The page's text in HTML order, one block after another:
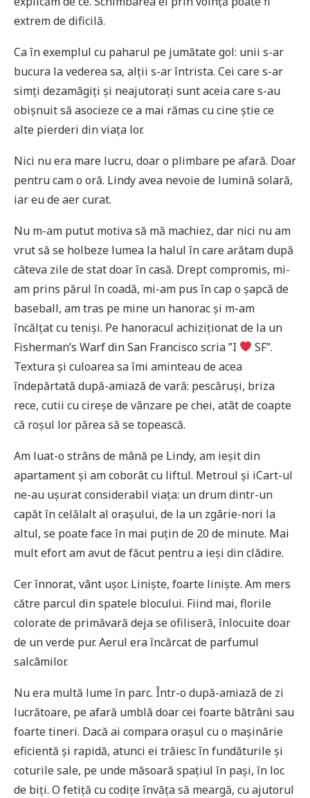
extrem de dificilă.
Ca în exemplul cu paharul pe jumătate gol: unii s-ar
bucura la vederea sa, alții s-ar întrista. Cei care s-ar
simți dezamăgiți și neajutorați sunt aceia care s-au
obișnuit să asocieze ce a mai rămas cu cine știe ce
alte pierderi din viața lor.
Nici nu era mare lucru, doar o plimbare pe afară. Doar
pentru cam o oră. Lindy avea nevoie de lumină solară,
iar eu de aer curat.
Nu m-am putut motiva să mă machiez, dar nici nu am
vrut să se holbeze lumea la halul în care arătam după
câteva zile de stat doar în casă. Drept compromis, mi-
am prins părul în coadă, mi-am pus în cap o șapcă de
baseball, am tras pe mine un hanorac și m-am
încălțat cu teniși. Pe hanoracul achiziționat de la un
Fisherman’s Warf din San Francisco scria ”I
SF”.
Textura și culoarea sa îmi aminteau de acea
îndepărtată după-amiază de vară: pescăruși, briza
rece, cutii cu cireșe de vânzare pe chei, atât de coapte
că roșul lor părea să se topească.
Am luat-o strâns de mână pe Lindy, am ieșit din
apartament și am coborât cu liftul. Metroul și iCart-ul
ne-au ușurat considerabil viața: un drum dintr-un
capăt în celălalt al orașului, de la un zgârie-nori la
altul, se poate face în mai puțin de 20 de minute. Mai
mult efort am avut de făcut pentru a ieși din clădire.
Cer înnorat, vânt ușor. Liniște, foarte liniște. Am mers
către parcul din spatele blocului. Fiind mai, florile
colorate de primăvară deja se ofiliseră, înlocuite doar
de un verde pur. Aerul era încărcat de parfumul
salcâmilor.
Nu era multă lume în parc. Într-o după-amiază de zi
lucrătoare, pe afară umblă doar cei foarte bătrâni sau
foarte tineri. Dacă ai compara orașul cu o mașinărie
eficientă și rapidă, atunci ei trăiesc în fundăturile și
coturile sale, pe unde măsoară spațiul în pași, în loc
de biți. O fetiță cu codițe învăța să meargă, cu ajutorul